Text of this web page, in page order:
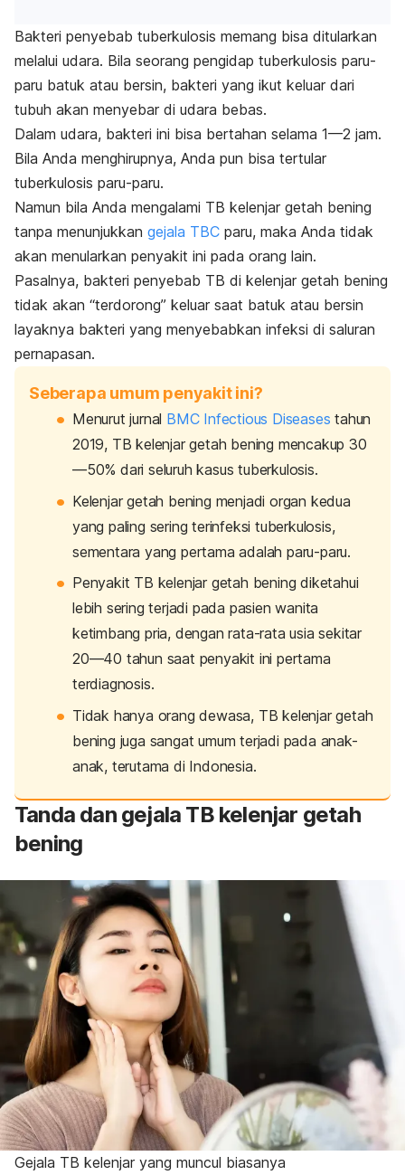
Bakteri penyebab tuberkulosis memang bisa ditularkan
melalui udara. Bila seorang pengidap tuberkulosis paru-
paru batuk atau bersin, bakteri yang ikut keluar dari
tubuh akan menyebar di udara bebas.
Dalam udara, bakteri ini bisa bertahan selama 1—2 jam.
Bila Anda menghirupnya, Anda pun bisa tertular
tuberkulosis paru-paru.
Namun bila Anda mengalami TB kelenjar getah bening
tanpa menunjukkan gejala TBC paru, maka Anda tidak
akan menularkan penyakit ini pada orang lain.
Pasalnya, bakteri penyebab TB di kelenjar getah bening
tidak akan “terdorong” keluar saat batuk atau bersin
layaknya bakteri yang menyebabkan infeksi di saluran
pernapasan.
Seberapa umum penyakit ini?
Menurut jurnal BMC Infectious Diseases tahun
2019, TB kelenjar getah bening mencakup 30
—50% dari seluruh kasus tuberkulosis.
Kelenjar getah bening menjadi organ kedua
yang paling sering terinfeksi tuberkulosis,
sementara yang pertama adalah paru-paru.
Penyakit TB kelenjar getah bening diketahui
lebih sering terjadi pada pasien wanita
ketimbang pria, dengan rata-rata usia sekitar
20—40 tahun saat penyakit ini pertama
terdiagnosis.
Tidak hanya orang dewasa, TB kelenjar getah
bening juga sangat umum terjadi pada anak-
anak, terutama di Indonesia.
Tanda dan gejala TB kelenjar getah
bening
Gejala TB kelenjar yang muncul biasanya